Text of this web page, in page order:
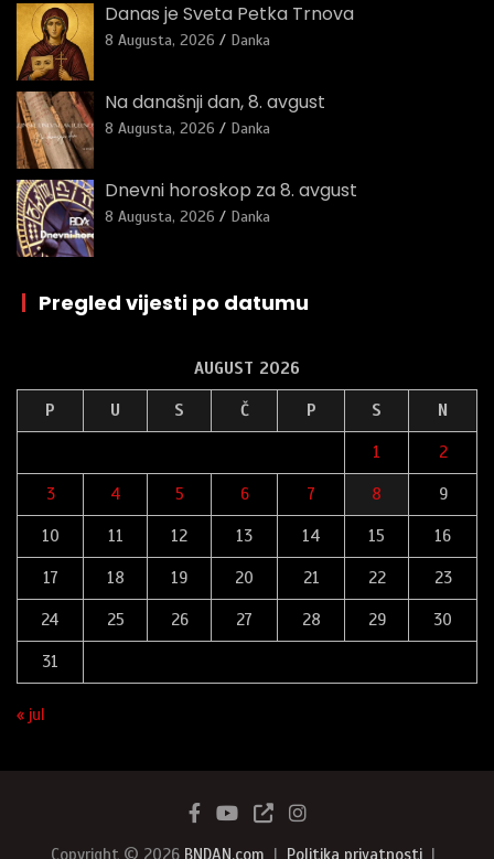
Danas je Sveta Petka Trnova
8 Augusta, 2026 Danka
Na današnji dan, 8. avgust
8 Augusta, 2026 Danka
Dnevni horoskop za 8. avgust
8 Augusta, 2026 Danka
| Pregled vijesti po datumu
AUGUST 2026
P U S Č P S N
1 2
3 4 5 6 7 8 9
10 11 12 13 14 15 16
17 18 19 20 21 22 23
24 25 26 27 28 29 30
31
« jul
Copyright © 2026 BNDAN.com Politika privatnosti